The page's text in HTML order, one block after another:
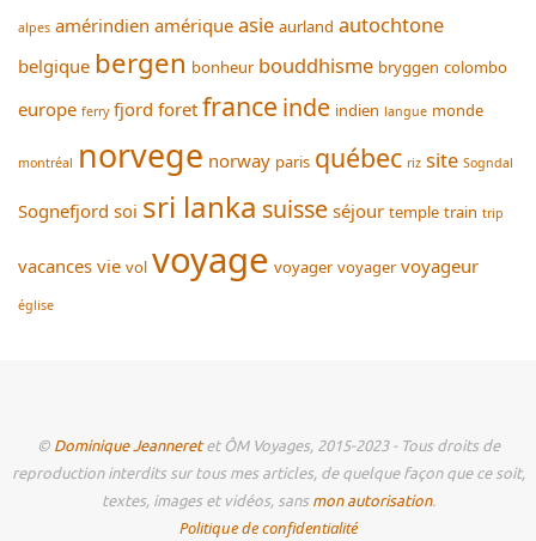
alpes amérindien amérique asie aurland autochtone
belgique bergen bonheur bouddhisme bryggen colombo
europe ferry fjord foret france inde indien langue monde
montréal norvege norway paris québec riz site Sogndal
Sognefjord soi sri lanka suisse séjour temple train trip
vacances vie vol voyage voyager voyager voyageur
église
© Dominique Jeanneretet ÔM Voyages, 2015-2023 - Tous droits de
reproduction interdits sur tous mes articles, de quelque façon que ce soit,
textes, images et vidéos, sans mon autorisation.
Politique de confidentialité